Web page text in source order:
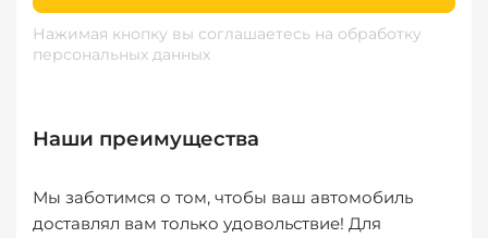
Нажимая кнопку вы соглашаетесь на обработку
персональных данных
Наши преимущества
Мы заботимся о том, чтобы ваш автомобиль
доставлял вам только удовольствие! Для